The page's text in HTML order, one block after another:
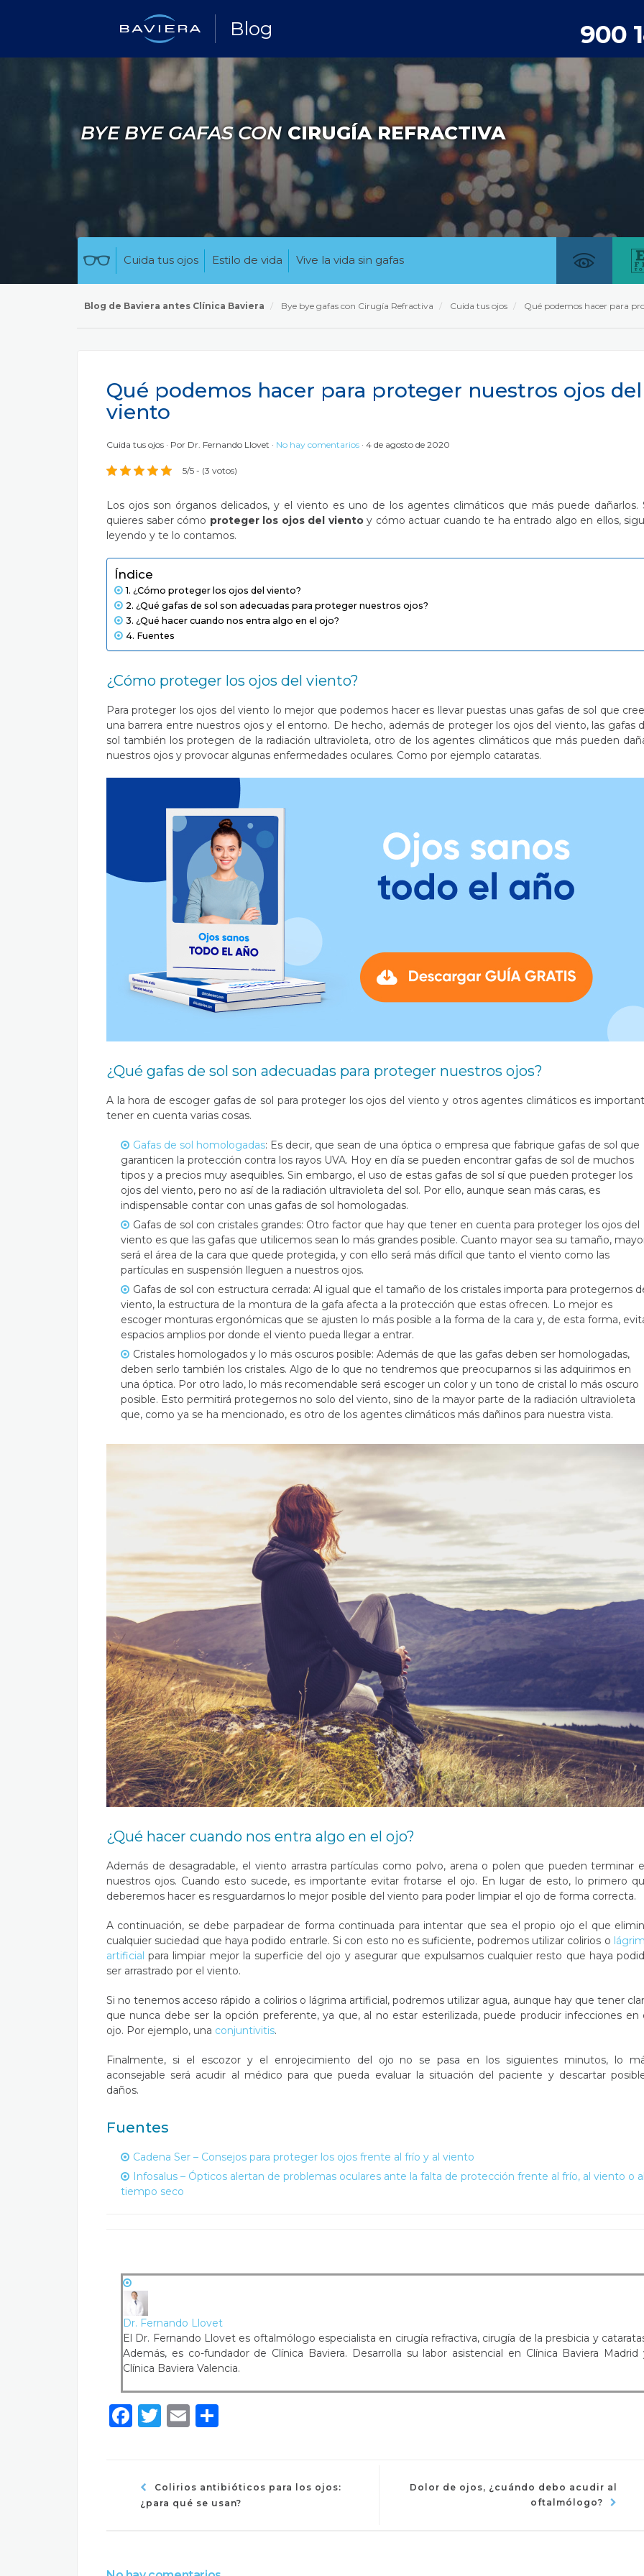
Blog 900
BYE BYE GAFAS CON CIRUGÍA REFRACTIVA
Cuida tus ojos Estilo de vida Vive la vida sin gafas
Blog de Baviera antes Clínica Baviera Bye bye gafas con Cirugía Refractiva Cuida tus ojos Qué podemos hacer para
Qué podemos hacer para proteger nuestros ojos del
viento
Cuida tus ojos Por Dr. Fernando Llovet No hay comentarios 4 de agosto de 2020
5/5 - (3 votos)
Los ojos son órganos delicados, y el viento es uno de los agentes climáticos que más puede dañarlos.
quieres saber cómo proteger los ojos del vientoy cómo actuar cuando te ha entrado algo en ellos,
leyendo y te lo contamos.
Índice
¿Cómo proteger los ojos del viento?
¿Qué gafas de sol son adecuadas para proteger nuestros ojos?
¿Qué hacer cuando nos entra algo en el ojo?
Fuentes
¿Cómo proteger los ojos del viento?
Para proteger los ojos del viento lo mejor que podemos hacer es llevar puestas unas gafas de sol que
una barrera entre nuestros ojos y el entorno. De hecho, además de proteger los ojos del viento, las gafas
sol también los protegen de la radiación ultravioleta, otro de los agentes climáticos que más pueden
nuestros ojos y provocar algunas enfermedades oculares. Como por ejemplo cataratas.
¿Qué gafas de sol son adecuadas para proteger nuestros ojos?
A la hora de escoger gafas de sol para proteger los ojos del viento y otros agentes climáticos es
tener en cuenta varias cosas.
Gafas de sol homologadas: Es decir, que sean de una óptica o empresa que fabrique gafas de sol que
garanticen la protección contra los rayos UVA. Hoy en día se pueden encontrar gafas de sol de muchos
tipos y a precios muy asequibles. Sin embargo, el uso de estas gafas de sol sí que pueden proteger los
ojos del viento, pero no así de la radiación ultravioleta del sol. Por ello, aunque sean más caras, es
indispensable contar con unas gafas de sol homologadas.
Gafas de sol con cristales grandes: Otro factor que hay que tener en cuenta para proteger los ojos del
viento es que las gafas que utilicemos sean lo más grandes posible. Cuanto mayor sea su tamaño,
será el área de la cara que quede protegida, y con ello será más difícil que tanto el viento como las
partículas en suspensión lleguen a nuestros ojos.
Gafas de sol con estructura cerrada: Al igual que el tamaño de los cristales importa para protegernos
viento, la estructura de la montura de la gafa afecta a la protección que estas ofrecen. Lo mejor es
escoger monturas ergonómicas que se ajusten lo más posible a la forma de la cara y, de esta forma,
espacios amplios por donde el viento pueda llegar a entrar.
Cristales homologados y lo más oscuros posible: Además de que las gafas deben ser homologadas,
deben serlo también los cristales. Algo de lo que no tendremos que preocuparnos si las adquirimos en
una óptica. Por otro lado, lo más recomendable será escoger un color y un tono de cristal lo más oscuro
posible. Esto permitirá protegernos no solo del viento, sino de la mayor parte de la radiación ultravioleta
que, como ya se ha mencionado, es otro de los agentes climáticos más dañinos para nuestra vista.
¿Qué hacer cuando nos entra algo en el ojo?
Además de desagradable, el viento arrastra partículas como polvo, arena o polen que pueden terminar
nuestros ojos. Cuando esto sucede, es importante evitar frotarse el ojo. En lugar de esto, lo primero
deberemos hacer es resguardarnos lo mejor posible del viento para poder limpiar el ojo de forma correcta.
A continuación, se debe parpadear de forma continuada para intentar que sea el propio ojo el que
cualquier suciedad que haya podido entrarle. Si con esto no es suficiente, podremos utilizar colirios o
artificial para limpiar mejor la superficie del ojo y asegurar que expulsamos cualquier resto que haya
ser arrastrado por el viento.
Si no tenemos acceso rápido a colirios o lágrima artificial, podremos utilizar agua, aunque hay que tener
que nunca debe ser la opción preferente, ya que, al no estar esterilizada, puede producir infecciones en
ojo. Por ejemplo, una conjuntivitis.
Finalmente, si el escozor y el enrojecimiento del ojo no se pasa en los siguientes minutos, lo
aconsejable será acudir al médico para que pueda evaluar la situación del paciente y descartar
daños.
Fuentes
Cadena Ser – Consejos para proteger los ojos frente al frío y al viento
Infosalus – Ópticos alertan de problemas oculares ante la falta de protección frente al frío, al viento o
tiempo seco
Dr. Fernando Llovet
El Dr. Fernando Llovet es oftalmólogo especialista en cirugía refractiva, cirugía de la presbicia y
Además, es co-fundador de Clínica Baviera. Desarrolla su labor asistencial en Clínica Baviera Madrid
Clínica Baviera Valencia.
Facebook
Twitter
Email
Colirios antibióticos para los ojos:
¿para qué se usan?
Dolor de ojos, ¿cuándo debo acudir al
oftalmólogo?